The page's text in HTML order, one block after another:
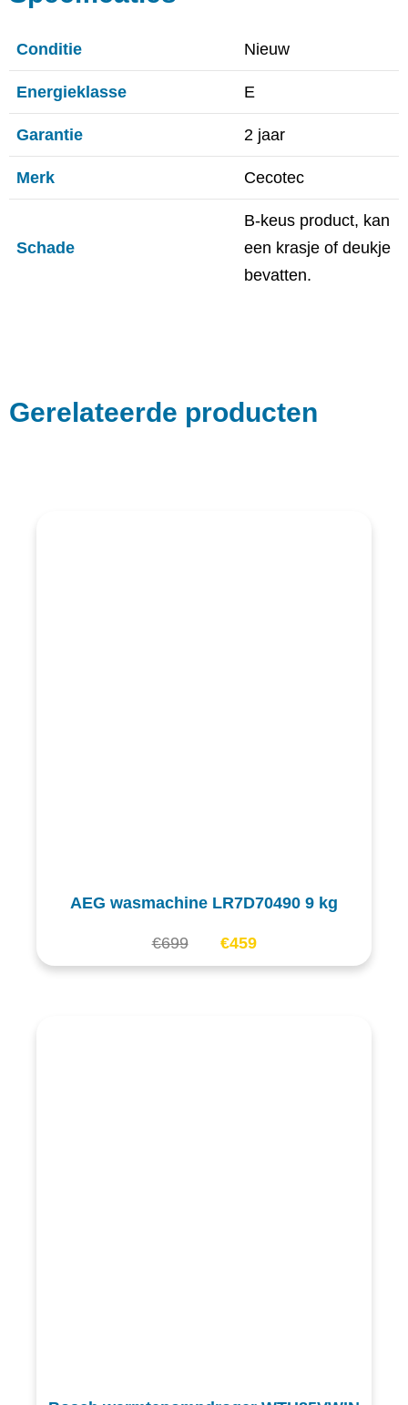
Conditie Nieuw
Energieklasse E
Garantie 2 jaar
Merk Cecotec
Schade
B-keus product, kan
een krasje of deukje
bevatten.
Gerelateerde producten
AEG wasmachine LR7D70490 9 kg
€699 €459